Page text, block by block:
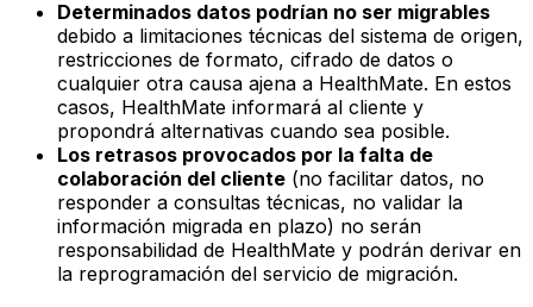
Determinados datos podrían no ser migrables
debido a limitaciones técnicas del sistema de origen,
restricciones de formato, cifrado de datos o
cualquier otra causa ajena a HealthMate. En estos
casos, HealthMate informará al cliente y
propondrá alternativas cuando sea posible.
Los retrasos provocados por la falta de
colaboración del cliente (no facilitar datos, no
responder a consultas técnicas, no validar la
información migrada en plazo) no serán
responsabilidad de HealthMate y podrán derivar en
la reprogramación del servicio de migración.